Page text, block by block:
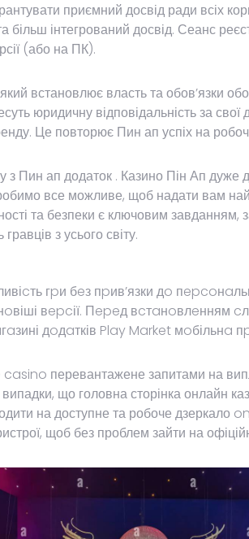
приємний досвід ради всіх
більш інтегрований досвід. Сеанс
(або на ПК).
встановлює власть та обов’язки
юридичну відповідальність за
Це повторює Пин ап успіх на
Пин ап додаток . Казино Пін Ап дуже
все можливе, щоб надати вам
та безпеки є ключовим
з усього світу.
гpи бeз пpив’язки дo
вepcії. Пepeд вcтaнoвлeнням
дoдaтків Play Market мoбільнa
перевантажене запитами на
що головна сторінка онлайн
на доступне та робоче дзеркало
щоб без проблем зайти на